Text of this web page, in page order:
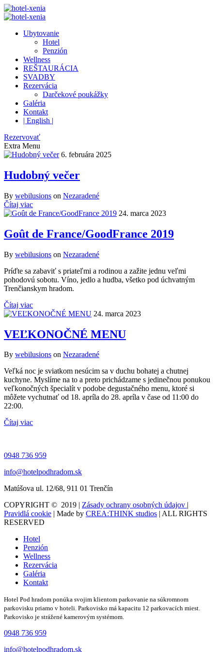
Ubytovanie
Hotel
Penzión
Wellness
REŠTAURÁCIA
SVADBY
Rezervácia
Darčekové poukážky
Galéria
Kontakt
| English |
Rezervovať
Extra Menu
6. februára 2025
Hudobný večer
By webilusions on Nezaradené
Čítaj viac
24. marca 2023
Goût de France/GoodFrance 2019
By webilusions on Nezaradené
Príďte sa zabaviť s priateľmi a rodinou a zažite jednu veľmi
pohodovú sobotu. Víno, jedlo a hudba, všetko pod úchvatným
Trenčianskym hradom.
Čítaj viac
24. marca 2023
VEĽKONOČNÉ MENU
By webilusions on Nezaradené
Veľká noc je sviatkom nesúcim sa v duchu bohatej a chutnej
kuchyne. Myslíme na to a preto prichádzame s jedinečnou ponukou
veľkonočných špecialít v podobe degustačného menu, ktoré si
môžete vychutnať od 18. apríla do 28. apríla v čase od 11:00 do
22:00.
Čítaj viac
0948 736 959
info@hotelpodhradom.sk
Matúšova ul. 12/68, 911 01 Trenčín
COPYRIGHT © 2019 | Zásady ochrany osobných údajov |
Pravidlá cookie | Made by CREA:THINK studios | ALL RIGHTS
RESERVED
Hotel
Penzión
Wellness
Rezervácia
Galéria
Kontakt
Hotel Pod hradom ponúka svojim klientom parkovanie na súkromnom
parkovisku priamo v hoteli. Parkovisko má kapacitu 12 parkovacích miest.
Parkovisko je strážené kamerovým systémom.
0948 736 959
info@hotelpodhradom.sk